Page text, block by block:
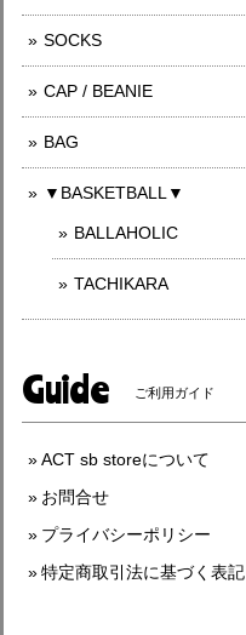
SOCKS
CAP / BEANIE
BAG
▼BASKETBALL▼
BALLAHOLIC
TACHIKARA
Guide ご利用ガイド
ACT sb storeについて
お問合せ
プライバシーポリシー
特定商取引法に基づく表記